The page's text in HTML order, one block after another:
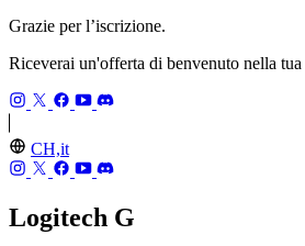
Grazie per l’iscrizione.
Riceverai un'offerta di benvenuto nella tua
CH,it
Logitech G